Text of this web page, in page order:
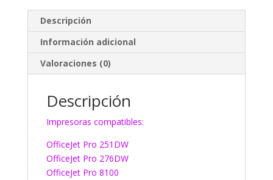
Descripción
Información adicional
Valoraciones (0)
Descripción
Impresoras compatibles:
OfficeJet Pro 251DW
OfficeJet Pro 276DW
OfficeJet Pro 8100